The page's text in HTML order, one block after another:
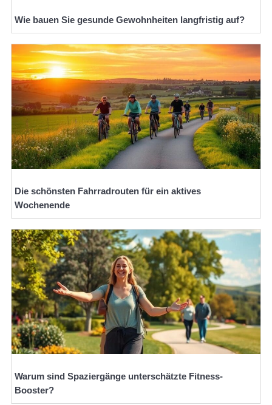
Wie bauen Sie gesunde Gewohnheiten langfristig auf?
Die schönsten Fahrradrouten für ein aktives
Wochenende
Warum sind Spaziergänge unterschätzte Fitness-
Booster?